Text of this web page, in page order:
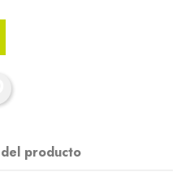
producto